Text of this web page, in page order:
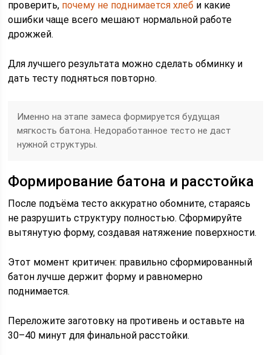
проверить, почему не поднимается хлеб и какие
ошибки чаще всего мешают нормальной работе
дрожжей.
Для лучшего результата можно сделать обминку и
дать тесту подняться повторно.
Именно на этапе замеса формируется будущая
мягкость батона. Недоработанное тесто не даст
нужной структуры.
Формирование батона и расстойка
После подъёма тесто аккуратно обомните, стараясь
не разрушить структуру полностью. Сформируйте
вытянутую форму, создавая натяжение поверхности.
Этот момент критичен: правильно сформированный
батон лучше держит форму и равномерно
поднимается.
Переложите заготовку на противень и оставьте на
30–40 минут для финальной расстойки.